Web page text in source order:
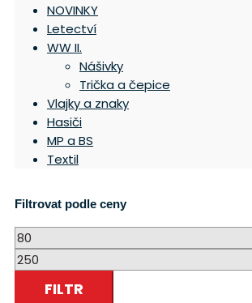
Filtrovat podle ceny
Minimální
cena
Maximální
cena
FILTR
NOVINKY
Letectví
WW II.
Nášivky
Trička a čepice
Vlajky a znaky
Hasiči
MP a BS
Textil